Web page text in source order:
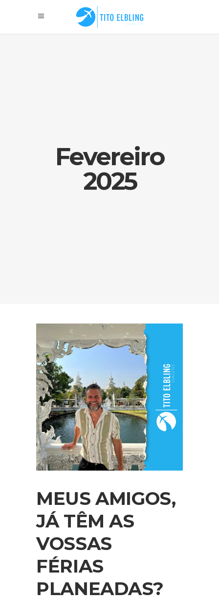
Fevereiro
2025
MEUS AMIGOS,
JÁ TÊM AS
VOSSAS
FÉRIAS
PLANEADAS?